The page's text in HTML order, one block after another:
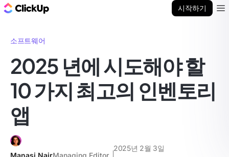
시작하기
소프트웨어
2025 년에 시도해야 할
10 가지 최고의 인벤토리
앱
Manasi NairManaging Editor
2025년 2월 3일